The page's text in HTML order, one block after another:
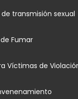
transmisión sexual
Fumar
Víctimas de